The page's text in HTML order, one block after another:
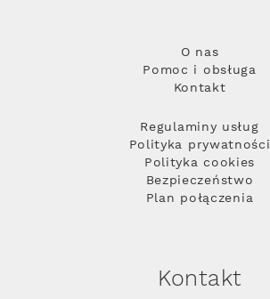
O nas
Pomoc i obsługa
Kontakt
Regulaminy usług
Polityka prywatności
Polityka cookies
Bezpieczeństwo
Plan połączenia
Kontakt